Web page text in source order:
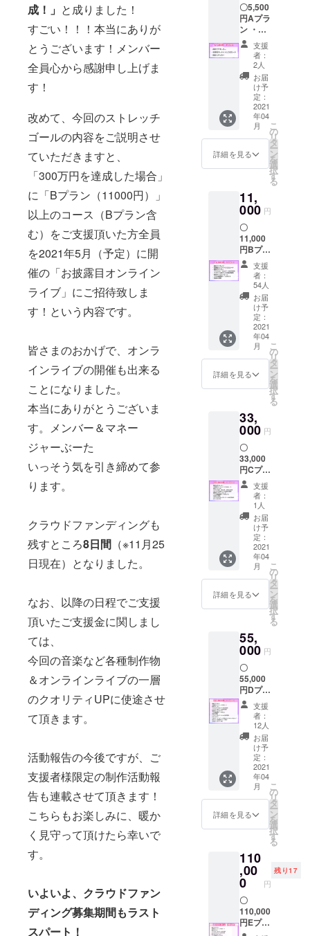
成！」 と成りました！
すごい！！！本当にありが
とうございます！メンバー
全員心から感謝申し上げま
す！
改めて、今回のストレッチ
ゴールの内容をご説明させ
ていただきますと、
「300万円を達成した場合」
に「Bプラン（11000円）」
以上のコース（Bプラン含
む）をご支援頂いた方全員
を2021年5月（予定）に開
催の「お披露目オンライン
ライブ」にご招待致しま
す！という内容です。
皆さまのおかげで、オンラ
インライブの開催も出来る
ことになりました。
本当にありがとうございま
す。メンバー＆マネー
ジャーぶーた
いっそう気を引き締めて参
ります。
クラウドファンディングも
残すところ8日間 （※11月25
日現在）となりました。
なお、以降の日程でご支援
頂いたご支援金に関しまし
ては、
今回の音楽など各種制作物
＆オンラインライブの一層
のクオリティUPに使途させ
て頂きます。
活動報告の今後ですが、ご
支援者様限定の制作活動報
告も連載させて頂きます！
こちらもお楽しみに、暖か
く見守って頂けたら幸いで
す。
いよいよ、クラウドファン
ディング募集期間もラスト
スパート！
〇5,500
円Aプラ
ン ・限
定ビデ
オレ
ター ・
支援者
クレ
ジット
入りの
カード
の配布
・限定
ステッ
カー
※「支援
ジット
入りの
カー
ド」に
関して
は、10
文字以
内。備
考欄で
ご希望
のお名
前をご
教授く
ださ
い。本
名の
他、ご
いませ
ん。公
序良俗
に反す
る単語
が含ま
れる場
合、お
名前を
入れる
ことが
できな
い場合
がござ
いま
す。
支援
者：
2人
お届
け予
定：
2021
年04
月
詳細を見る
こ
の
リ
タ
ー
ン
を
選
択
す
る
11,
000 円
〇
11,000
円Bプラ
ン ・限
定ビデ
オレ
ター ・
支援者
クレ
ジット
入りの
カード
の配布
・限定
ステッ
カー ・
ルキー
ホル
ダーの
先行配
布 ・オ
リジナ
ル缶
バッジ
の先行
配布 ・
限定ボ
イス
メッ
セージ
配布 ・
３人の
曲感想
ボイス
の話題
は、本
CFで制
作する3
曲が対
象とな
りま
す。 ・
完成CD
現物
※「支援
者クレ
ジット
入りの
カー
ド」に
内。備
考欄で
ご希望
のお名
前をご
教授く
ださ
支援
者：
54人
お届
け予
定：
2021
年04
月
詳細を見る
こ
の
リ
タ
ー
ン
を
選
択
す
る
33,
000 円
〇
33,000
円Cプラ
ン ・限
定ビデ
オレ
ター ・
支援者
クレ
ジット
入りの
カード
の配布
※「支援
者クレ
ジット
カー
ド」に
関して
は、10
文字以
内。備
考欄で
ご希望
のお名
前をご
教授く
ださ
い。本
名の
他、ご
希望名
でも問
序良俗
に反す
る単語
が含ま
れる場
合、お
名前を
支援
者：
1人
お届
け予
定：
2021
年04
月
詳細を見る
こ
の
リ
タ
ー
ン
を
選
択
す
る
55,
000 円
〇
55,000
円Dプラ
ン ・限
定ビデ
オレ
ター ・
支援者
クレ
ジット
入りの
カード
の配布
・限定
ステッ
カー ・
ルキー
ホル
ダーの
先行配
布 ・オ
リジナ
ル缶
バッジ
支援
者：
12人
お届
け予
定：
2021
年04
月
詳細を見る
こ
の
リ
タ
ー
ン
を
選
択
す
る
110
,00
0 円
残り17
〇
110,000
円Eプラ
ン ・限